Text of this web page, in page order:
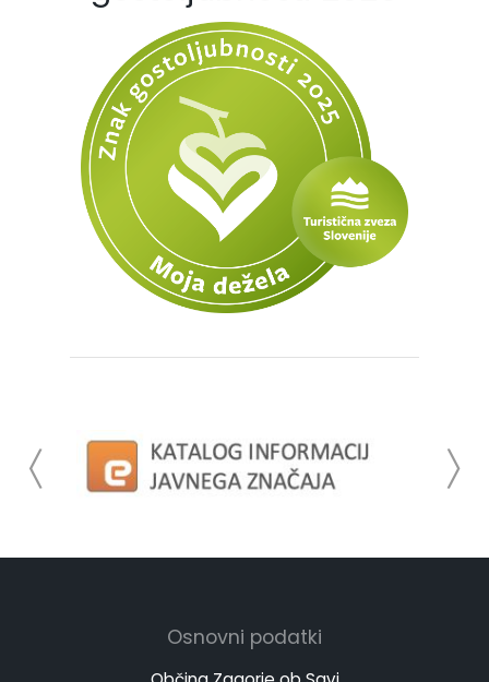
Osnovni podatki